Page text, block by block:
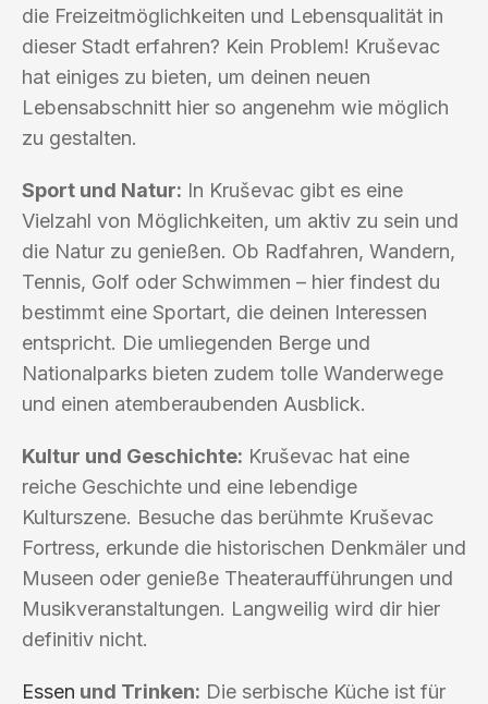
die Freizeitmöglichkeiten und Lebensqualität in
dieser Stadt erfahren? Kein Problem! Kruševac
hat einiges zu bieten, um deinen neuen
Lebensabschnitt hier so angenehm wie möglich
zu gestalten.
Sport und Natur: In Kruševac gibt es eine
Vielzahl von Möglichkeiten, um aktiv zu sein und
die Natur zu genießen. Ob Radfahren, Wandern,
Tennis, Golf oder Schwimmen – hier findest du
bestimmt eine Sportart, die deinen Interessen
entspricht. Die umliegenden Berge und
Nationalparks bieten zudem tolle Wanderwege
und einen atemberaubenden Ausblick.
Kultur und Geschichte: Kruševac hat eine
reiche Geschichte und eine lebendige
Kulturszene. Besuche das berühmte Kruševac
Fortress, erkunde die historischen Denkmäler und
Museen oder genieße Theateraufführungen und
Musikveranstaltungen. Langweilig wird dir hier
definitiv nicht.
Essen und Trinken: Die serbische Küche ist für